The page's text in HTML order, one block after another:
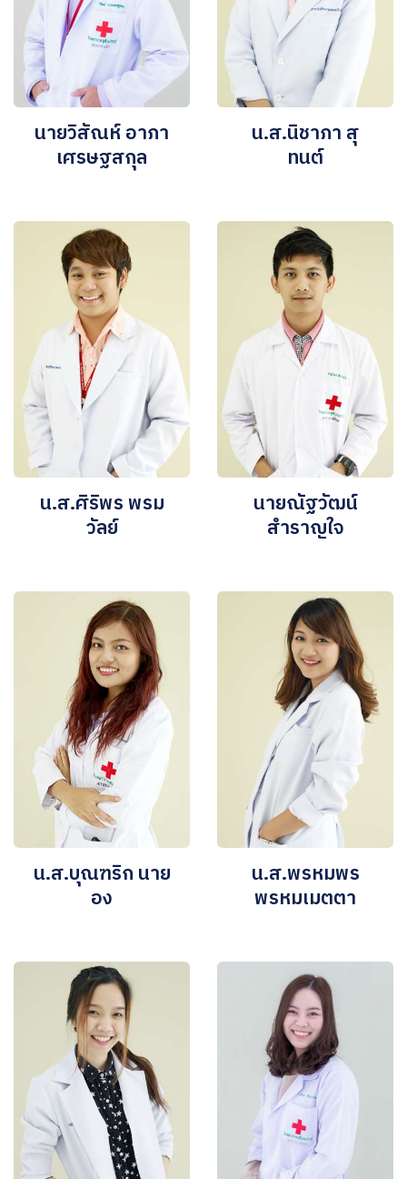
นายวิสัณห์ อาภา
เศรษฐสกุล
น.ส.นิชาภา สุ
ทนต์
น.ส.ศิริพร พรม
วัลย์
นายณัฐวัฒน์
สำราญใจ
น.ส.บุณฑริก นาย
อง
น.ส.พรหมพร
พรหมเมตตา